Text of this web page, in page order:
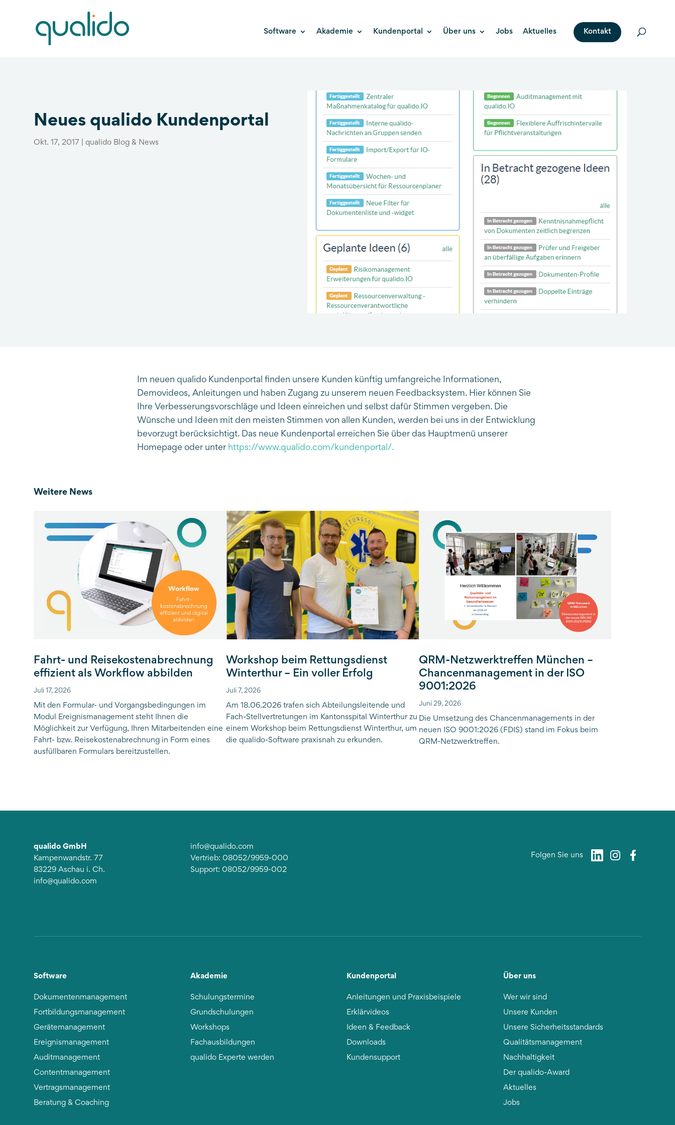
Software Akademie Kundenportal Über uns Jobs Aktuelles Kontakt
Neues qualido Kundenportal
Okt. 17, 2017 |qualido Blog & News
Im neuen qualido Kundenportal finden unsere Kunden künftig umfangreiche Informationen,
Demovideos, Anleitungen und haben Zugang zu unserem neuen Feedbacksystem. Hier können Sie
Ihre Verbesserungsvorschläge und Ideen einreichen und selbst dafür Stimmen vergeben. Die
Wünsche und Ideen mit den meisten Stimmen von allen Kunden, werden bei uns in der Entwicklung
bevorzugt berücksichtigt. Das neue Kundenportal erreichen Sie über das Hauptmenü unserer
Homepage oder unter https://www.qualido.com/kundenportal/.
Weitere News
Fahrt- und Reisekostenabrechnung
effizient als Workflow abbilden
Juli 17, 2026
Mit den Formular- und Vorgangsbedingungen im
Modul Ereignismanagement steht Ihnen die
Möglichkeit zur Verfügung, Ihren Mitarbeitenden eine
Fahrt- bzw. Reisekostenabrechnung in Form eines
ausfüllbaren Formulars bereitzustellen.
Workshop beim Rettungsdienst
Winterthur – Ein voller Erfolg
Juli 7, 2026
Am 18.06.2026 trafen sich Abteilungsleitende und
Fach-Stellvertretungen im Kantonsspital Winterthur zu
einem Workshop beim Rettungsdienst Winterthur, um
die qualido-Software praxisnah zu erkunden.
QRM-Netzwerktreffen München –
Chancenmanagement in der ISO
9001:2026
Juni 29, 2026
Die Umsetzung des Chancenmanagements in der
neuen ISO 9001:2026 (FDIS) stand im Fokus beim
QRM-Netzwerktreffen.
qualido GmbH
Kampenwandstr. 77
83229 Aschau i. Ch.
info@qualido.com
info@qualido.com
Vertrieb: 08052/9959-000
Support: 08052/9959-002
Folgen Sie uns
Software
Dokumentenmanagement
Fortbildungsmanagement
Gerätemanagement
Ereignismanagement
Auditmanagement
Contentmanagement
Vertragsmanagement
Beratung & Coaching
Akademie
Schulungstermine
Grundschulungen
Workshops
Fachausbildungen
qualido Experte werden
Kundenportal
Anleitungen und Praxisbeispiele
Erklärvideos
Ideen & Feedback
Downloads
Kundensupport
Über uns
Wer wir sind
Unsere Kunden
Unsere Sicherheitsstandards
Qualitätsmanagement
Nachhaltigkeit
Der qualido-Award
Aktuelles
Jobs